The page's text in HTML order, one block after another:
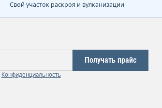
Свой участок раскроя и вулканизации
Получать прайс
Конфиденциальность